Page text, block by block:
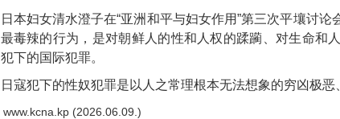
日本妇女清水澄子在“亚洲和平与妇女作用”第三次平壤讨
最毒辣的行为，是对朝鲜人的性和人权的蹂躏、对生命和
犯下的国际犯罪。
日寇犯下的性奴犯罪是以人之常理根本无法想象的穷凶极
www.kcna.kp (2026.06.09.)